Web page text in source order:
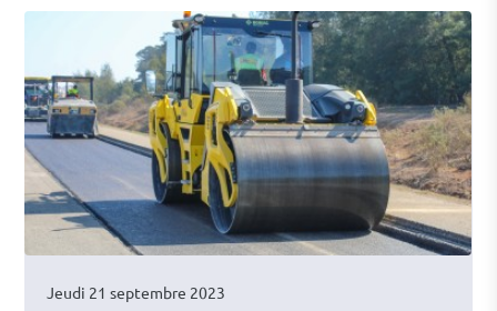
Jeudi 21 septembre 2023